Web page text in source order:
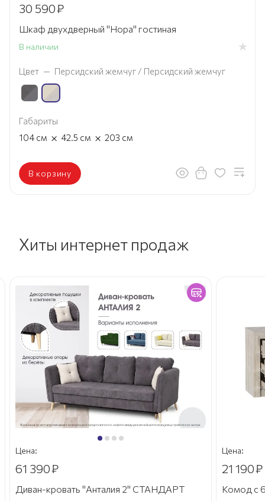
30 590₽
Шкаф двухдверный "Нора" гостиная
В наличии
Цвет — Персидский жемчуг / Персидский жемчуг
Габариты
104 см × 42.5 см × 203 см
В корзину
Хиты интернет продаж
Цена:
61 390₽
Диван-кровать "Анталия 2" СТАНДАРТ
Цена:
21 190₽
Комод с